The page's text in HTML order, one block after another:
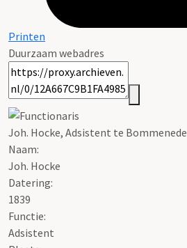
Printen
Duurzaam webadres
Joh. Hocke, Adsistent te Bommenede
Naam:
Joh. Hocke
Datering:
1839
Functie:
Adsistent